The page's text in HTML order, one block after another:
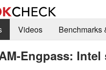
Videos Benchmarks
Engpass: